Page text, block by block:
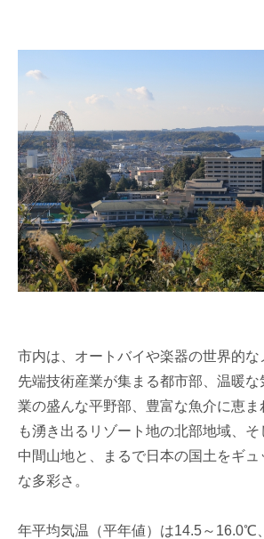
市内は、オートバイや楽器の世界的な
先端技術産業が集まる都市部、温暖
業の盛んな平野部、豊富な魚介に恵ま
も湧き出るリゾート地の北部地域、
中間山地と、まるで日本の国土をギュ
な多彩さ。
年平均気温（平年値）は14.5～16.0℃